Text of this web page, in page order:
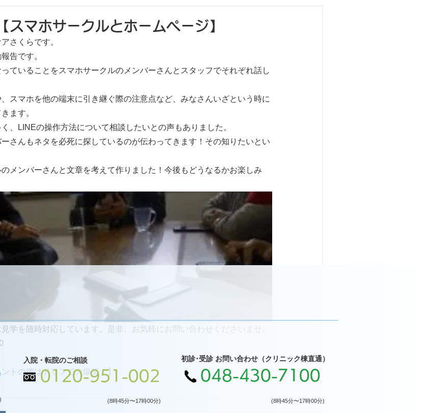
スマホサークルとホームページ】
さくらです。
告です。
ていることをスマホサークルのメンバーさんとスタッフでそれぞれ話し
スマホを他の端末に引き継ぐ際の注意点など、みなさんいざという時に
ます。
、LINEの操作方法について相談したいとの声もありました。
さんもネタを必死に探しているのが伝わってきます！その知りたいとい
メンバーさんと文章を考えて作りました！今後もどうなるかお楽しみ
学を随時対応しています。是非、お気軽にお問い合わせくださいませ。
トの後はドリフで大爆笑！】
入院・転院のご相談
0120-951-002
(8時45分〜17時00分)
初診･受診 お問い合わせ（クリニック棟直通）
048-430-7100
(8時45分〜17時00分)